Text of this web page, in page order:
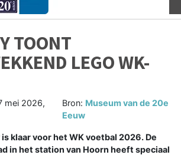
TOONT
LEGO WK-
mei 2026,
Bron: Museum van de 20e
Eeuw
is klaar voor het WK voetbal 2026. De
in het station van Hoorn heeft speciaal